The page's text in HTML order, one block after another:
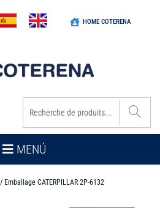
HOME COTERENA
MENÚ
/ Emballage CATERPILLAR 2P-6132